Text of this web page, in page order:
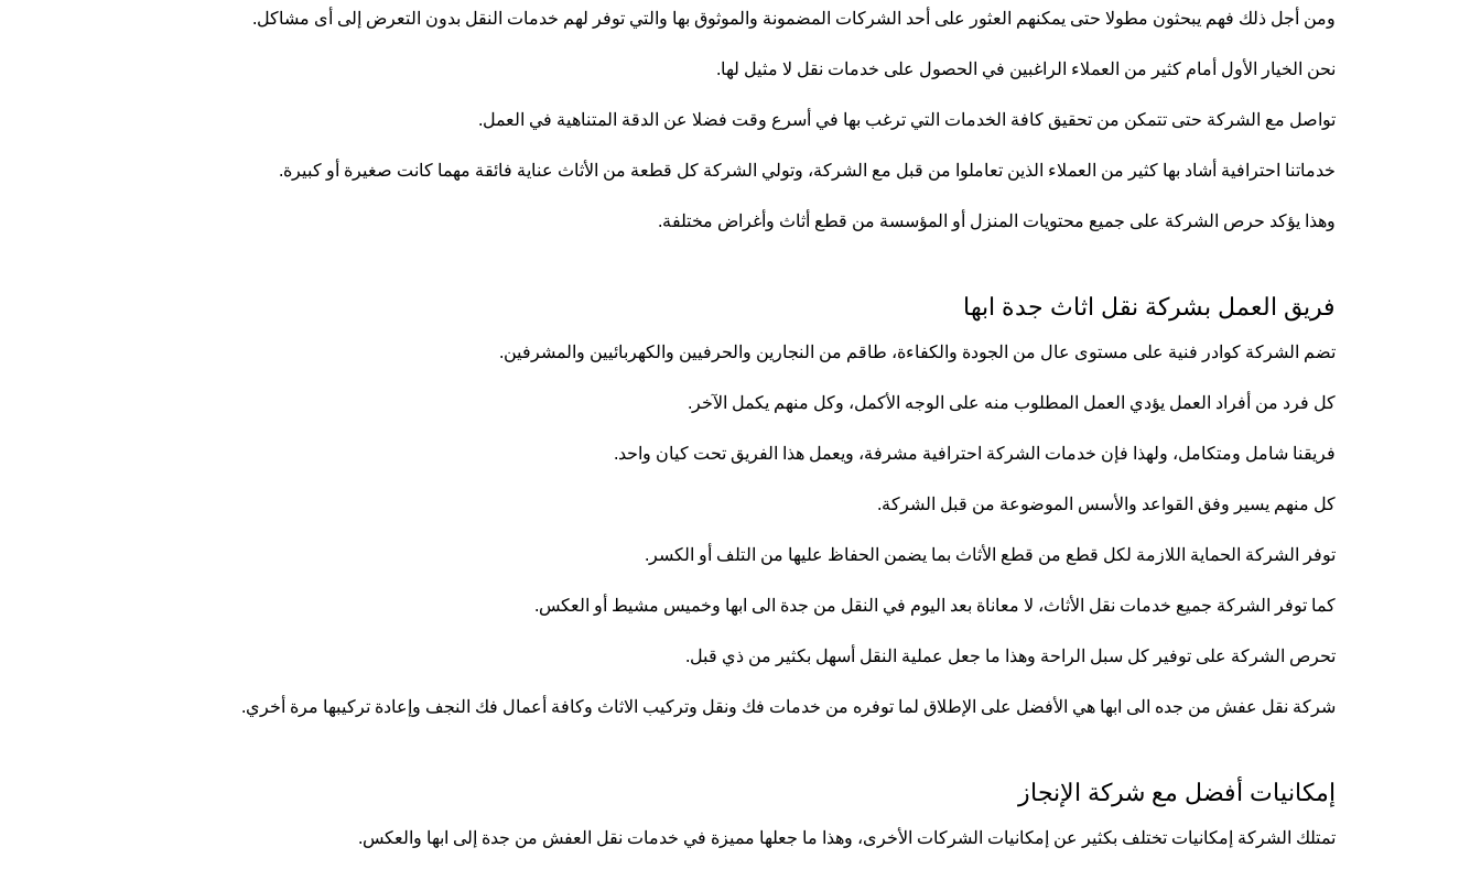
ومن أجل ذلك فهم يبحثون مطولا حتى يمكنهم العثور على أحد الشركات المضمونة والموثوق بها والتي توفر لهم خدمات النقل بدون التعرض إلى أى مشاكل.
نحن الخيار الأول أمام كثير من العملاء الراغبين في الحصول على خدمات نقل لا مثيل لها.
تواصل مع الشركة حتى تتمكن من تحقيق كافة الخدمات التي ترغب بها في أسرع وقت فضلا عن الدقة المتناهية في العمل.
خدماتنا احترافية أشاد بها كثير من العملاء الذين تعاملوا من قبل مع الشركة، وتولي الشركة كل قطعة من الأثاث عناية فائقة مهما كانت صغيرة أو كبيرة.
وهذا يؤكد حرص الشركة على جميع محتويات المنزل أو المؤسسة من قطع أثاث وأغراض مختلفة.
فريق العمل بشركة نقل اثاث جدة ابها
تضم الشركة كوادر فنية على مستوى عال من الجودة والكفاءة، طاقم من النجارين والحرفيين والكهربائيين والمشرفين.
كل فرد من أفراد العمل يؤدي العمل المطلوب منه على الوجه الأكمل، وكل منهم يكمل الآخر.
فريقنا شامل ومتكامل، ولهذا فإن خدمات الشركة احترافية مشرفة، ويعمل هذا الفريق تحت كيان واحد.
كل منهم يسير وفق القواعد والأسس الموضوعة من قبل الشركة.
توفر الشركة الحماية اللازمة لكل قطع من قطع الأثاث بما يضمن الحفاظ عليها من التلف أو الكسر.
كما توفر الشركة جميع خدمات نقل الأثاث، لا معاناة بعد اليوم في النقل من جدة الى ابها وخميس مشيط أو العكس.
تحرص الشركة على توفير كل سبل الراحة وهذا ما جعل عملية النقل أسهل بكثير من ذي قبل.
شركة نقل عفش من جده الى ابها هي الأفضل على الإطلاق لما توفره من خدمات فك ونقل وتركيب الاثاث وكافة أعمال فك النجف وإعادة تركيبها مرة أخري.
إمكانيات أفضل مع شركة الإنجاز
تمتلك الشركة إمكانيات تختلف بكثير عن إمكانيات الشركات الأخرى، وهذا ما جعلها مميزة في خدمات نقل العفش من جدة إلى ابها والعكس.